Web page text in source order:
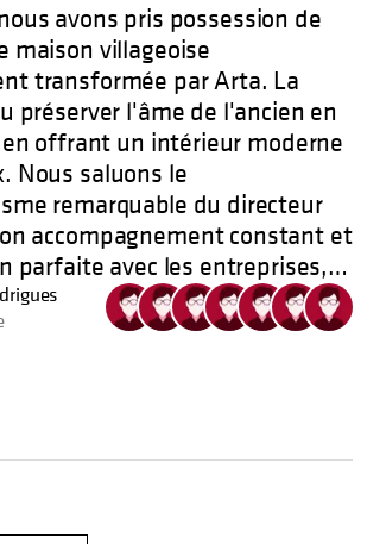
avons pris possession de
maison villageoise
transformée par Arta. La
préserver l'âme de l'ancien en
offrant un intérieur moderne
Nous saluons le
remarquable du directeur
accompagnement constant et
parfaite avec les entreprises,
de vivre le projet en toute
recommandons